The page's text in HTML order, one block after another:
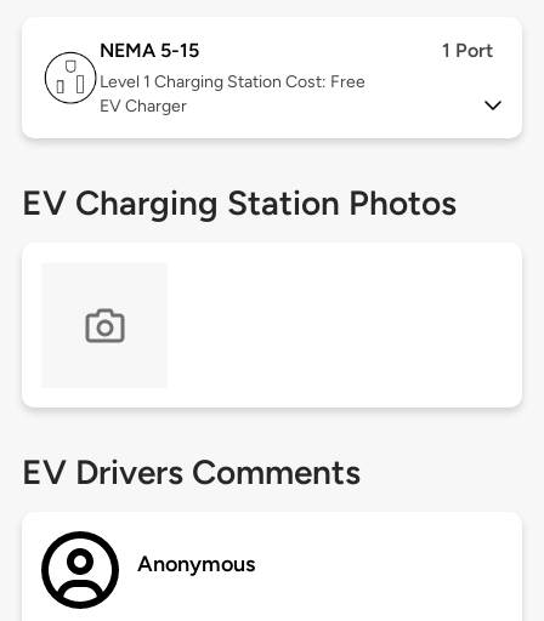
NEMA 5-15 1 Port
Level 1 Charging Station Cost: Free
EV Charger
EV Charging Station Photos
EV Drivers Comments
Anonymous